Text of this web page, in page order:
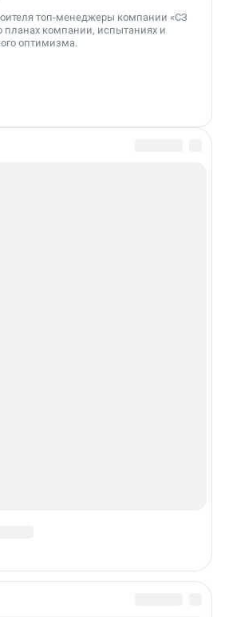
топ-менеджеры компании «СЗ
планах компании, испытаниях и
оптимизма.